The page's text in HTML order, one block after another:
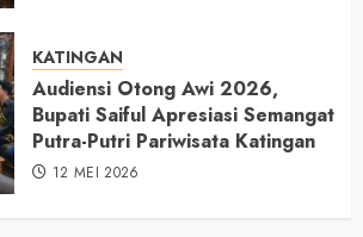
KATINGAN
Audiensi Otong Awi 2026,
Bupati Saiful Apresiasi Semangat
Putra-Putri Pariwisata Katingan
12 MEI 2026